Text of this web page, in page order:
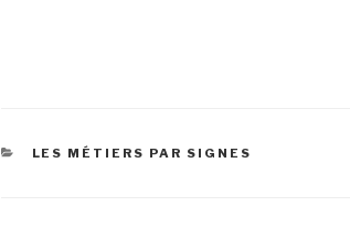
CATÉGORIES
LES MÉTIERS PAR SIGNES